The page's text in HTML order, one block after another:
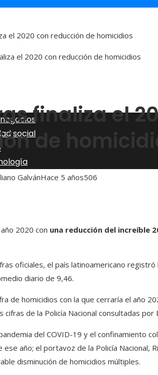
social
social
el 2020 con reducción de homicidios
finaliza el
de
GalvánHace 5 años506
2020 con una reducción del increíble
oficiales, el país latinoamericano
diario de 9,46.
de homicidios con la que cerraría el año
cifras de la Policía Nacional consultadas por
del COVID-19 y el confinamiento
ese año; el portavoz de la Policía Nacional,
disminución de homicidios múltiples.